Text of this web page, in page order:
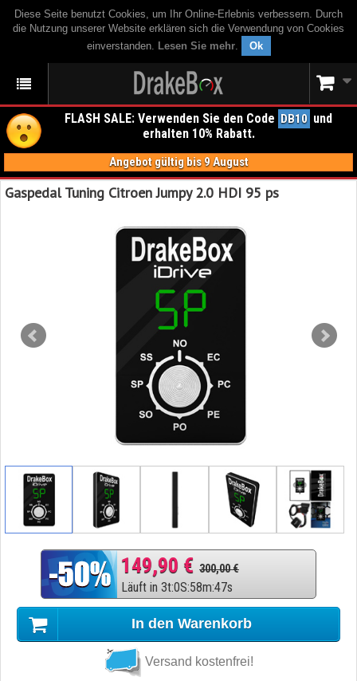
Diese Seite benutzt Cookies, um Ihr Online-Erlebnis verbessern. Durch
die Nutzung unserer Website erklären sich die Verwendung von Cookies
einverstanden. Lesen Sie mehr. Ok
FLASH SALE: Verwenden Sie den Code DB10 und
erhalten 10% Rabatt.
Angebot gültig bis 9 August
Gaspedal Tuning Citroen Jumpy 2.0 HDI 95 ps
149,90 € 300,00 €
Läuft in 3t:0S:58m:46s
In den Warenkorb
Versand kostenfrei!